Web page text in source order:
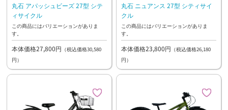
丸石 アパッシュビーズ 27型 シテ
ィサイクル
この商品にはバリエーションがありま
す。
本体価格27,800円 （税込価格30,580
円）
丸石 ニュアンス 27型 シティサイ
クル
この商品にはバリエーションがありま
す。
本体価格23,800円 （税込価格26,180
円）